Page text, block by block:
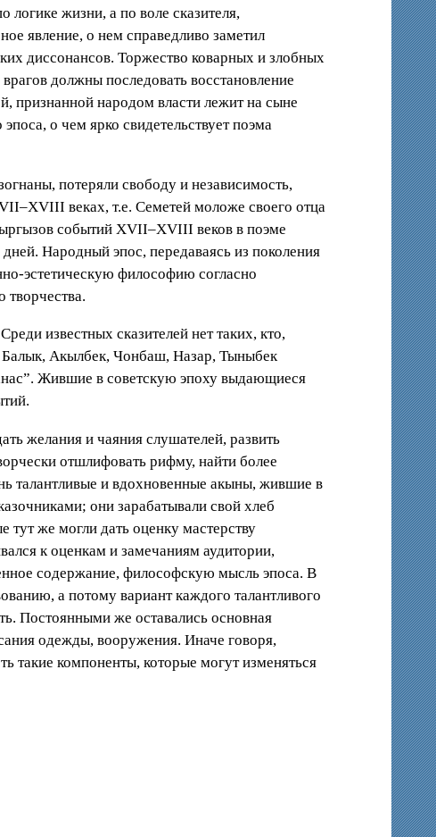
логике жизни, а по воле сказителя,
явление, о нем справедливо заметил
диссонансов. Торжество коварных и злобных
должны последовать восстановление
признанной народом власти лежит на сыне
о чем ярко свидетельствует поэма
потеряли свободу и независимость,
веках, т.е. Семетей моложе своего отца
событий XVII–XVIII веков в поэме
Народный эпос, передаваясь из поколения
эстетическую философию согласно
творчества.
известных сказителей нет таких, кто,
Балык, Акылбек, Чонбаш, Назар, Тыныбек
Жившие в советскую эпоху выдающиеся
желания и чаяния слушателей, развить
отшлифовать рифму, найти более
талантливые и вдохновенные акыны, жившие в
они зарабатывали свой хлеб
тут же могли дать оценку мастерству
к оценкам и замечаниям аудитории,
содержание, философскую мысль эпоса. В
а потому вариант каждого талантливого
Постоянными же оставались основная
одежды, вооружения. Иначе говоря,
такие компоненты, которые могут изменяться